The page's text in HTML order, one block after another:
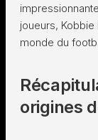
joueurs,
monde du
origines